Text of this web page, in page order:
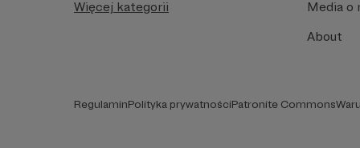
Więcej kategorii
Media o
About
RegulaminPolityka prywatnościPatronite Commons